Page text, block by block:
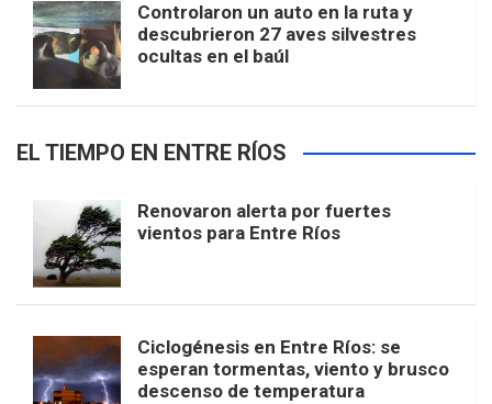
Controlaron un auto en la ruta y
descubrieron 27 aves silvestres
ocultas en el baúl
EL TIEMPO EN ENTRE RÍOS
Renovaron alerta por fuertes
vientos para Entre Ríos
Ciclogénesis en Entre Ríos: se
esperan tormentas, viento y brusco
descenso de temperatura